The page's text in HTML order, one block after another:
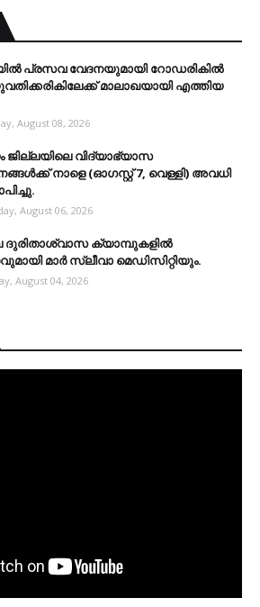
പ്രസവ വേദനയുമായി റോഡരികില്‍
മാലാഖയായി എത്തിയ
August 08, 2026
ജില്ലയിലെ വിദ്യാഭ്യാസ
നാളെ (ഓഗസ്റ്റ് 7, വെള്ളി) അവധി
August 06, 2026
ദുരിതാശ്വാസ ക്യാമ്പുകളിൽ
മാർ സ്ലീവാ മെഡിസിറ്റിയും.
August 04, 2026